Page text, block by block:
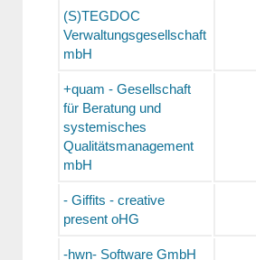
(S)TEGDOC
Verwaltungsgesellschaft
mbH
+quam - Gesellschaft
für Beratung und
systemisches
Qualitätsmanagement
mbH
- Giffits - creative
present oHG
-hwn- Software GmbH